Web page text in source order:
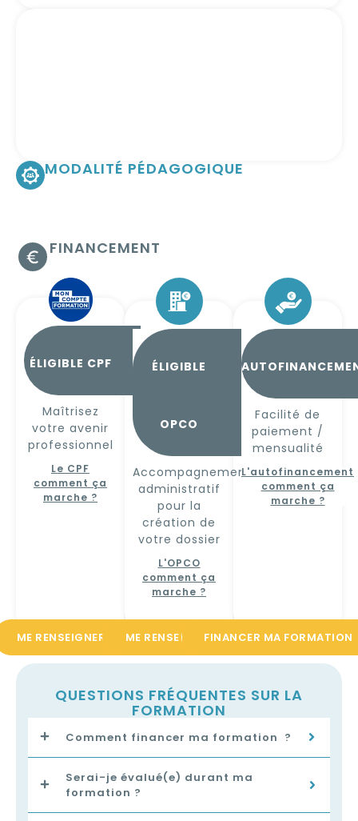
MODALITÉ PÉDAGOGIQUE
FINANCEMENT
ÉLIGIBLE CPF
Maîtrisez
votre avenir
professionnel
Le CPF
comment ça
marche ?
ME RENSEIGNER
ÉLIGIBLE
OPCO
Accompagnement
administratif
pour la
création de
votre dossier
L'OPCO
comment ça
marche ?
ME RENSEIGNER
Facilité de
paiement /
mensualité
L'autofinancement
comment ça
marche ?
FINANCER MA FORMATION
QUESTIONS FRÉQUENTES SUR LA
FORMATION
Comment financer ma formation ?
Serai-je évalué(e) durant ma
formation ?